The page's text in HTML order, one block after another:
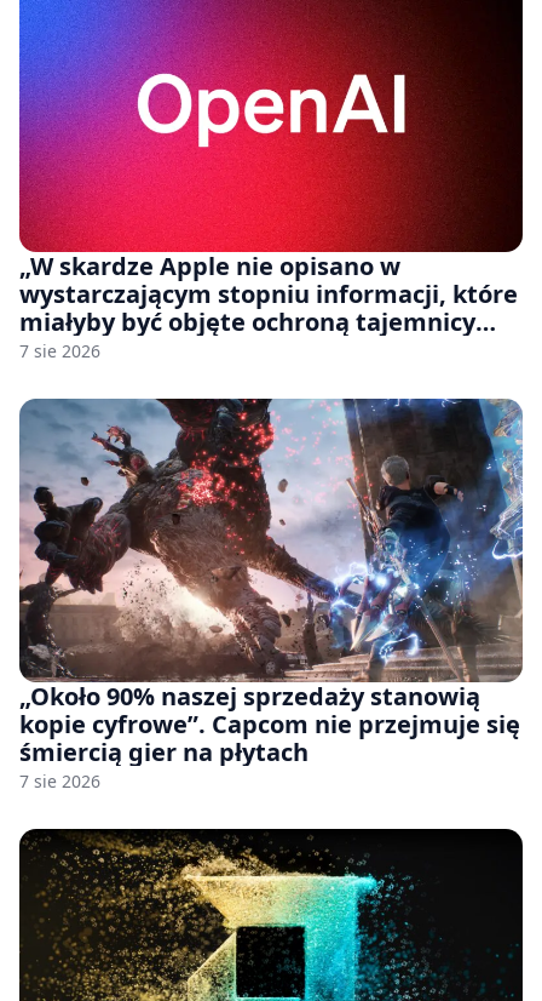
„W skardze Apple nie opisano w
wystarczającym stopniu informacji, które
miałyby być objęte ochroną tajemnicy
handlowej”. OpenAI żąda odrzucenia
7 sie 2026
„Około 90% naszej sprzedaży stanowią
kopie cyfrowe”. Capcom nie przejmuje się
śmiercią gier na płytach
7 sie 2026